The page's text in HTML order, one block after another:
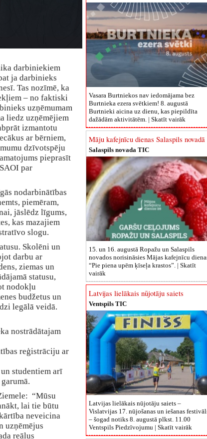
darbiniekiem
ja darbinieks
Tas nozīmē, ka
– no faktiski
uzņēmumam
liedz uzņēmējiem
izmantotu
ar bērniem,
dzīvotspēju
pieprasīt
par
nodarbinātības
piemēram,
jāslēdz līgums,
kas mazajiem
slogu.
Skolēni un
darbu ar
ziemas un
statusu,
nodokļu
budžetus un
legālā veidā.
nostrādātajam
reģistrāciju ar
studentiem arī
“Mūsu
lai tie būtu
neveicina
uzņēmējus
reālus
Vasara Burtniekos nav iedomājama bez
Burtnieka ezera svētkiem! 8. augustā
Burtnieki aicina uz dienu, kas piepildīta
dažādām aktivitātēm. | Skatīt vairāk
Māju kafejnīcu dienas Salaspils novadā
Salaspils novada TIC
15. un 16. augustā Ropažu un Salaspils
novados norisināsies Mājas kafejnīcu
“Pie piena upēm ķīseļa krastos”. | Skatīt
vairāk
Latvijas lielākais nūjotāju saiets
Ventspils TIC
Latvijas lielākais nūjotāju saiets –
Vislatvijas 17. nūjošanas un iešanas
– šogad notiks 8. augustā plkst. 11.00
Ventspils Piedzīvojumu | Skatīt vairāk